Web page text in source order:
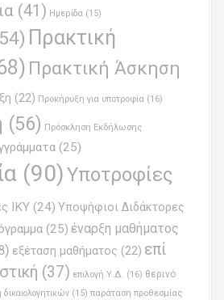
(41) Ημερίδα (15)
Πρακτική
Πρακτική Άσκηση
(22) Προκήρυξη για υποτροφία (16)
(56) Πρόσκληση Εκδήλωσης
(25)
(90)Υποτροφίες
ΙΚΥ (24) Υποψήφιοι Διδάκτορες
(25) έναρξη μαθήματος
εξέταση μαθήματος (22) επί
(37) επιλογή Υ.Δ. (16) θερινό
(15) παράταση προθεσμίας